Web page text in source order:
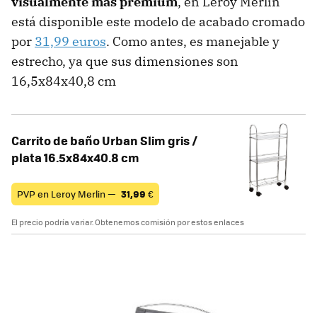
está disponible este modelo de acabado cromado
por 31,99 euros. Como antes, es manejable y
estrecho, ya que sus dimensiones son
16,5x84x40,8 cm
Carrito de baño Urban Slim gris /
plata 16.5x84x40.8 cm
PVP en Leroy Merlin — 31,99 €
El precio podría variar. Obtenemos comisión por estos enlaces